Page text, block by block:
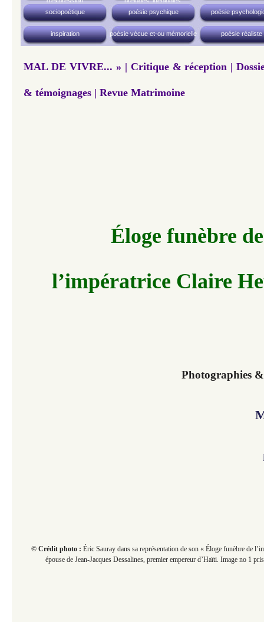
fondamentalismes, etc.
sociopoétique poésie psychique poésie
inspiration poésie vécue et-ou mémorielle poésie réaliste
MAL DE VIVRE... » | Critique & réception |
& témoignages | Revue Matrimoine
Éloge funèbre de
l’impératrice Claire
Photographies
© Crédit photo : Éric Sauray dans sa représentation de son « Éloge funèbre de
épouse de Jean-Jacques Dessalines, premier empereur d’Haïti. Image no 1